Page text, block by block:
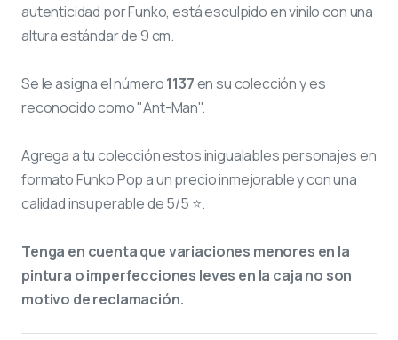
autenticidad por Funko, está esculpido en vinilo con una
altura estándar de 9 cm.
Se le asigna el número1137en su colección y es
reconocido como "Ant-Man".
Agrega a tu colección estos inigualables personajes en
formato Funko Pop a un precio inmejorable y con una
calidad insuperable de 5/5 ⭐.
Tenga en cuenta que variaciones menores en la
pintura o imperfecciones leves en la caja no son
motivo de reclamación.